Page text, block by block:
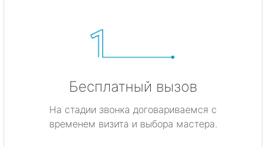
Бесплатный вызов
На стадии звонка договариваемся с
временем визита и выбора мастера.